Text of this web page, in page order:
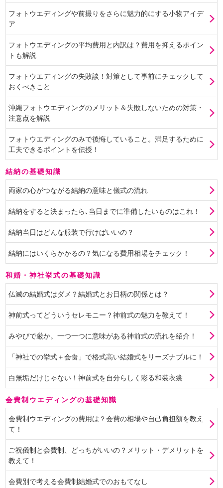
フォトウエディングや前撮りをさらに魅力的にする小物アイデ
ア
フォトウエディングの平均費用と内訳は？費用を抑えるポイン
トも解説
フォトウエディングの失敗談！対策として事前にチェックして
おくべきこと
沖縄フォトウエディングのメリット＆失敗しないための対策・
注意点を解説
フォトウエディングのみで後悔していること。満足するために
工夫できるポイントを伝授！
結納の基礎知識
両家の心がつながる結納の意味と儀式の流れ
結納をすると決まったら､当日までに準備したいものはこれ！
結納当日はどんな服装で行けばいいの？
結納にはいくらかかるの？気になる費用相場をチェック！
和婚・神社挙式の基礎知識
仏滅の結婚式はダメ？結婚式とお日柄の関係とは？
神前式ってどういうセレモニー？神前式の魅力を教えて！
みやびで厳か。一つ一つに意味がある神前式の流れを紹介！
「神社での挙式＋会食」で格式高い結婚式をリーズナブルに！
白無垢だけじゃない！神前式を自分らしく彩る和装衣裳
会費制ウエディングの基礎知識
会費制ウエディングの費用は？会費の相場や自己負担額を教え
て！
ご祝儀制と会費制、どっちがいいの？メリット・デメリットを
教えて！
会費別で考える会費制結婚式でのおもてなし